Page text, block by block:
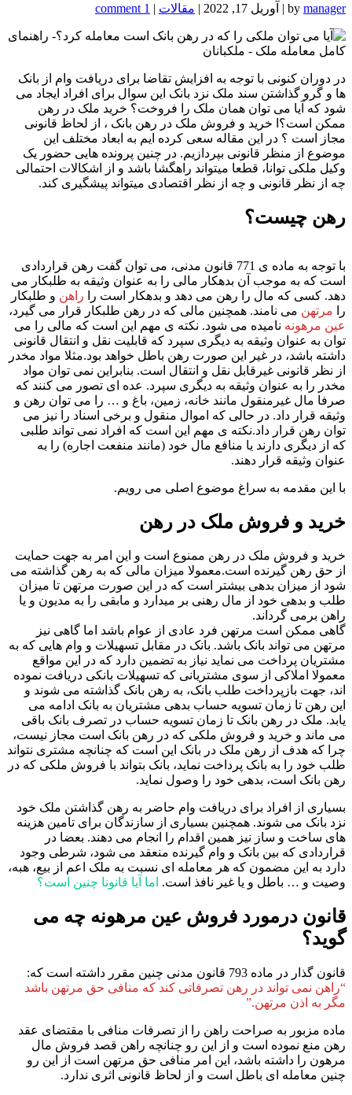
by manager
| آوریل 17, 2022 | مقالات |
1 comment
در دوران کنونی با توجه به افزایش تقاضا برای دریافت وام از بانک
ها و گرو گذاشتن سند ملک نزد بانک این سوال برای افراد ایجاد می
شود که آیا می توان همان ملک را فروخت؟ خرید ملک در رهن
ممکن است؟ا خرید و فروش ملک در رهن بانک ، از لحاظ قانونی
مجاز است ؟ در این مقاله سعی کرده ایم به ابعاد مختلف این
موضوع از منظر قانونی بپردازیم. در چنین پرونده هایی حضور یک
وکیل ملکی توانا، قطعا میتواند راهگشا باشد و از اشکالات احتمالی
چه از نظر قانونی و چه از نظر اقتصادی میتواند پیشگیری کند.
رهن چیست؟
با توجه به ماده ی 771 قانون مدنی، می توان گفت رهن قراردادی
است که به موجب آن بدهکار مالی را به عنوان وثیقه به طلبکار می
دهد. کسی که مال را رهن می دهد و بدهکار است را راهن و طلبکار
را مرتهن می نامند. همچنین مالی که در رهن طلبکار قرار می گیرد،
عین مرهونه نامیده می شود. نکته ی مهم این است که مالی را می
توان به عنوان وثیقه به دیگری سپرد که قابلیت نقل و انتقال قانونی
داشته باشد، در غیر این صورت رهن باطل خواهد بود.مثلا مواد مخدر
از نظر قانونی غیرقابل نقل و انتقال است. بنابراین نمی توان مواد
مخدر را به عنوان وثیقه به دیگری سپرد. عده ای تصور می کنند که
صرفا مال غیرمنقول مانند خانه، زمین، باغ و … را می توان رهن و
وثیقه قرار داد. در حالی که اموال منقول و برخی اسناد را نیز می
توان رهن قرار داد.نکته ی مهم این است که افراد نمی تواند طلبی
که از دیگری دارند یا منافع مال خود (مانند منفعت اجاره) را به
عنوان وثیقه قرار دهند.
با این مقدمه به سراغ موضوع اصلی می رویم.
خرید و فروش ملک در رهن
خرید و فروش ملک در رهن ممنوع است و این امر به جهت حمایت
از حق رهن گیرنده است.معمولا میزان مالی که به رهن گذاشته می
شود از میزان بدهی بیشتر است که در این صورت مرتهن تا میزان
طلب و بدهی خود از مال رهنی بر میدارد و مابقی را به مدیون و یا
راهن برمی گرداند.
گاهی ممکن است مرتهن فرد عادی از عوام باشد اما گاهی نیز
مرتهن می تواند بانک باشد. بانک در مقابل تسهیلات و وام هایی که به
مشتریان پرداخت می نماید نیاز به تضمین دارد که در این مواقع
معمولا املاکی از سوی مشتریانی که تسهیلات بانکی دریافت نموده
اند، جهت بازپرداخت طلب بانک، به رهن بانک گذاشته می شوند و
این رهن تا زمان تسویه حساب بدهی مشتریان به بانک ادامه می
یابد. ملک در رهن بانک تا زمان تسویه حساب در تصرف بانک باقی
می ماند و خرید و فروش ملکی که در رهن بانک است مجاز نیست،
چرا که هدف از رهن ملک در بانک این است که چنانچه مشتری نتواند
طلب خود را به بانک پرداخت نماید، بانک بتواند با فروش ملکی که در
رهن بانک است، بدهی خود را وصول نماید.
بسیاری از افراد برای دریافت وام حاضر به رهن گذاشتن ملک خود
نزد بانک می شوند. همچنین بسیاری از سازندگان برای تامین هزینه
های ساخت و ساز نیز همین اقدام را انجام می دهند. بعضا در
قراردادی که بین بانک و وام گیرنده منعقد می شود، شرطی وجود
دارد به این مضمون که هر معامله ای نسبت به ملک اعم از بیع، هبه،
وصیت و … باطل و یا غیر نافذ است. اما آیا قانونا چنین است؟
قانون درمورد فروش عین مرهونه چه می
گوید؟
قانون گذار در ماده 793 قانون مدنی چنین مقرر داشته است که:
“راهن نمی تواند در رهن تصرفاتی کند که منافی حق مرتهن باشد
مگر به اذن مرتهن.”
ماده مزبور به صراحت راهن را از تصرفات منافی با مقتضای عقد
رهن منع نموده است و از این رو چنانچه راهن قصد فروش مال
مرهون را داشته باشد، این امر منافی حق مرتهن است از این رو
چنین معامله ای باطل است و از لحاظ قانونی اثری ندارد.